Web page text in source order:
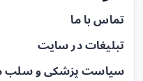
تماس با ما
تبلیغات در سایت
سیاست پزشکی و سلب